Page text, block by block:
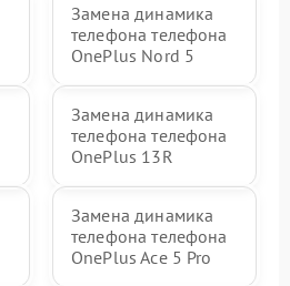
Замена динамика
телефона телефона
OnePlus Nord 5
Замена динамика
телефона телефона
OnePlus 13R
Замена динамика
телефона телефона
OnePlus Ace 5 Pro